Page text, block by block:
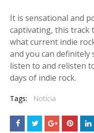
It is sensational and
captivating, this track
what current indie
and you can
listen to and relisten
days of indie rock.
Tags: Notícia